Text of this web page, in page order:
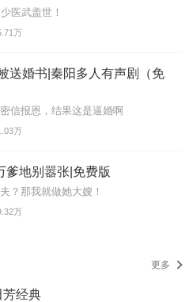
医武盖世！
万
送婚书|秦阳多人有声剧（免
信报恩，结果这是逼婚啊
万
爹地别嚣张|免费版
？那我就做她大嫂！
万
更多
芳经典